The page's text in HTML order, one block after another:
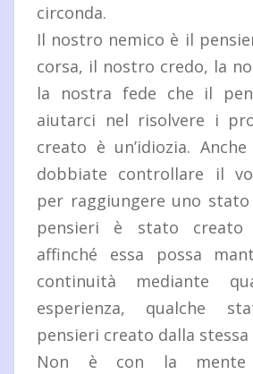
circonda.
Il nostro nemico è il
corsa, il nostro credo, la
la nostra fede che il
aiutarci nel risolvere i
creato è un’idiozia.
dobbiate controllare il
per raggiungere uno stato
pensieri è stato creato
affinché essa possa
continuità mediante
esperienza, qualche
pensieri creato dalla stessa
Non è con la mente